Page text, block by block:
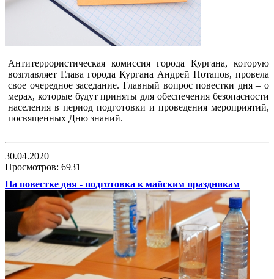
Антитеррористическая комиссия города Кургана, которую
возглавляет Глава города Кургана Андрей Потапов, провела
свое очередное заседание. Главный вопрос повестки дня – о
мерах, которые будут приняты для обеспечения безопасности
населения в период подготовки и проведения мероприятий,
посвященных Дню знаний.
30.04.2020
Просмотров: 6931
На повестке дня - подготовка к майским праздникам